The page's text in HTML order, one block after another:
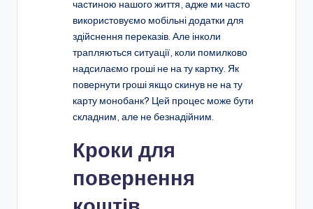
частиною нашого життя, адже ми часто
використовуємо мобільні додатки для
здійснення переказів. Але інколи
трапляються ситуації, коли помилково
надсилаємо гроші не на ту картку. Як
повернути гроші якщо скинув не на ту
карту монобанк? Цей процес може бути
складним, але не безнадійним.
Кроки для
повернення